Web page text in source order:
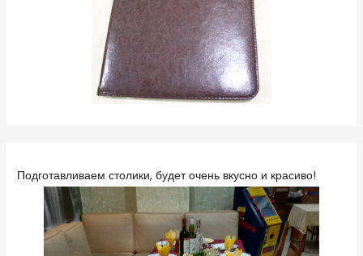
Подготавливаем столики, будет очень вкусно и красиво!